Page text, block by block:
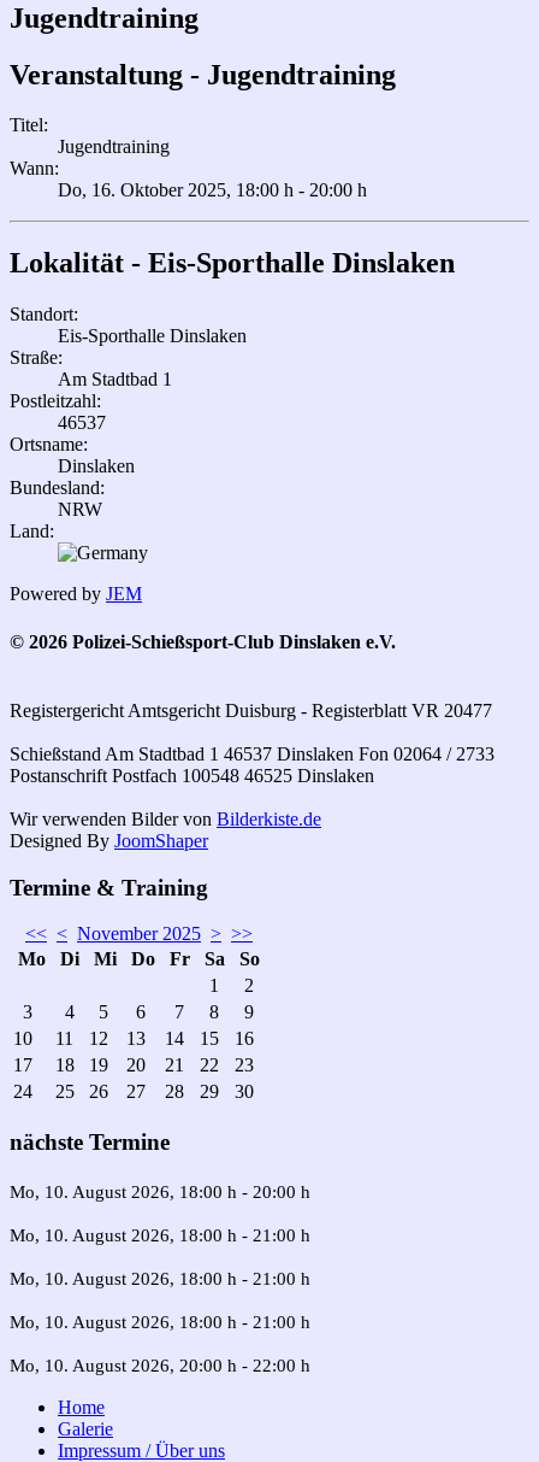
Jugendtraining
Veranstaltung - Jugendtraining
Titel:
Jugendtraining
Wann:
Do, 16. Oktober 2025, 18:00 h - 20:00 h
Lokalität - Eis-Sporthalle Dinslaken
Standort:
Eis-Sporthalle Dinslaken
Straße:
Am Stadtbad 1
Postleitzahl:
46537
Ortsname:
Dinslaken
Bundesland:
NRW
Land:
Powered by JEM
© 2026 Polizei-Schießsport-Club Dinslaken e.V.
Registergericht Amtsgericht Duisburg - Registerblatt VR 20477
Schießstand Am Stadtbad 1 46537 Dinslaken Fon 02064 / 2733
Postanschrift Postfach 100548 46525 Dinslaken
Wir verwenden Bilder von Bilderkiste.de
Designed By JoomShaper
Termine & Training
<< < November 2025 > >>
Mo
Di Mi Do Fr Sa
So
1
2
3
4 5 6 7 8
9
10
11 12 13 14 15
16
17
18 19 20 21 22
23
24
25 26 27 28 29 30
nächste Termine
Mo, 10. August 2026, 18:00 h - 20:00 h
Mo, 10. August 2026, 18:00 h - 21:00 h
Mo, 10. August 2026, 18:00 h - 21:00 h
Mo, 10. August 2026, 18:00 h - 21:00 h
Mo, 10. August 2026, 20:00 h - 22:00 h
Home
Galerie
Impressum / Über uns